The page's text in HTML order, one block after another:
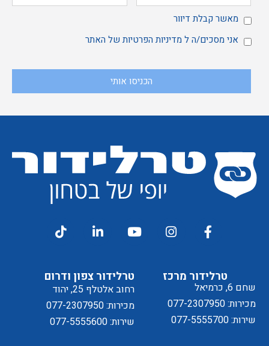
מאשר
קבלת
דיוור
מאשר קבלת דיוור
אני
ל
אני מסכים/ה ל מדיניות הפרטיות של האתר
הכניסו אותי
טרלידור מרכז
שחם 6, כרמיאל
מכירות: 077-2307950
שירות: 077-5555700
טרלידור צפון ודרום
רחוב אלטלף 25, יהוד
מכירות: 077-2307950
שירות: 077-5555600